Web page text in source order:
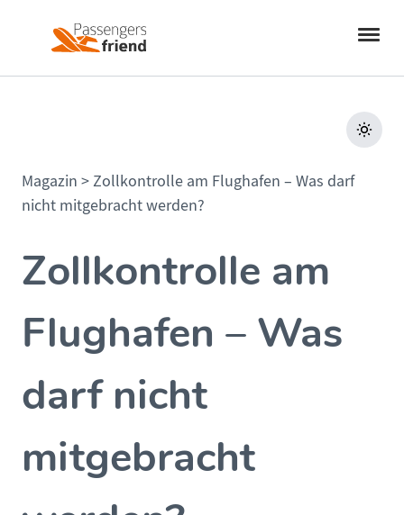
Magazin >Zollkontrolle am Flughafen – Was darf
nicht mitgebracht werden?
Zollkontrolle am
Flughafen – Was
darf nicht
mitgebracht